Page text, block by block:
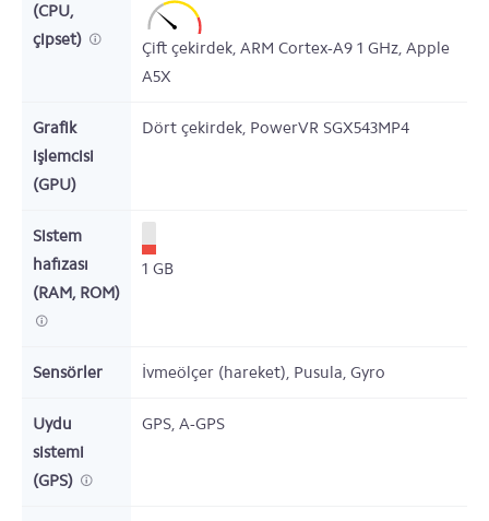
(CPU,
çipset)
Çift çekirdek, ARM Cortex-A9 1 GHz, Apple
A5X
Grafik
işlemcisi
(GPU)
Dört çekirdek, PowerVR SGX543MP4
Sistem
hafızası
(RAM, ROM)
1 GB
Sensörler İvmeölçer (hareket), Pusula, Gyro
Uydu
sistemi
(GPS)
GPS, A-GPS